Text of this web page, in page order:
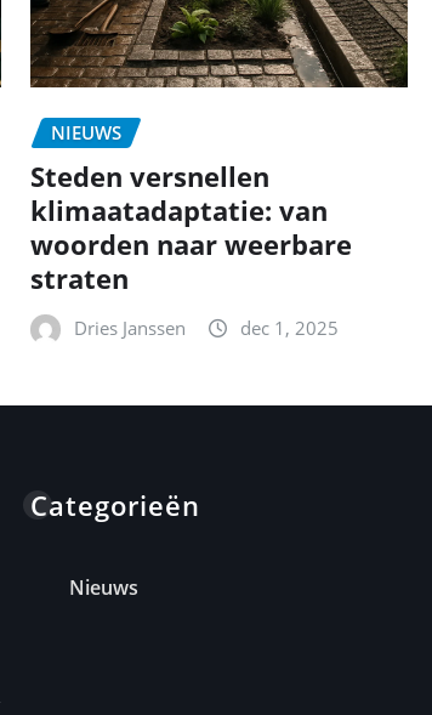
NIEUWS
Steden versnellen
klimaatadaptatie: van
woorden naar weerbare
straten
Dries Janssen dec 1, 2025
Categorieën
Nieuws